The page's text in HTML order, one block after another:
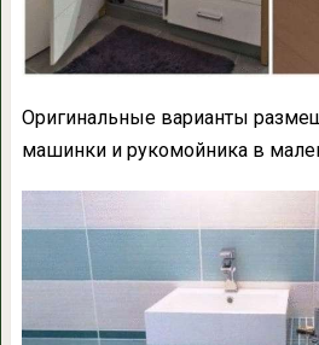
Оригинальные варианты
машинки и рукомойника в